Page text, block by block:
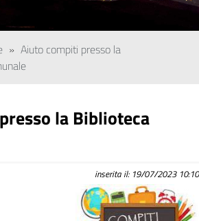
» Aiuto compiti presso la
la Biblioteca
inserita il: 19/07/2023 10:10